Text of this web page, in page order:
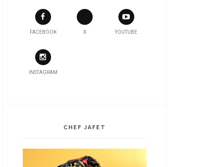
FACEBOOK X YOUTUBE
INSTAGRAM
CHEF JAFET